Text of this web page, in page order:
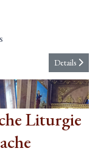
Details
Liturgie